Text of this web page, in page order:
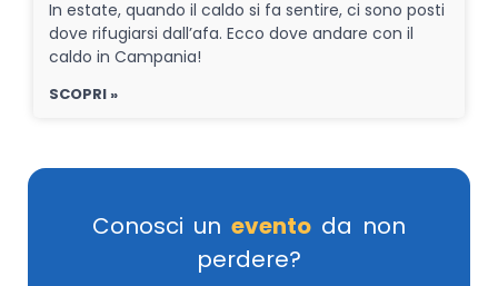
In estate, quando il caldo si fa sentire, ci sono posti
dove rifugiarsi dall’afa. Ecco dove andare con il
caldo in Campania!
SCOPRI »
Conosci un evento da non
perdere?